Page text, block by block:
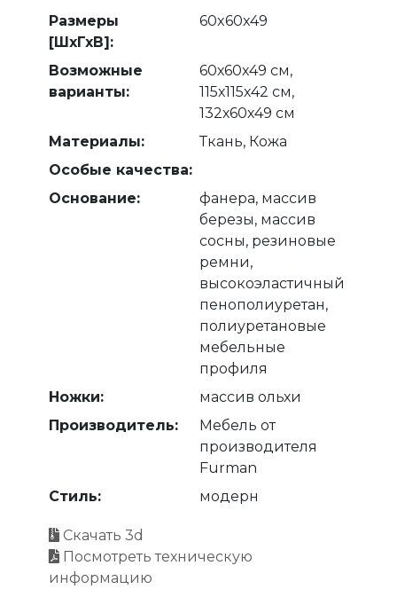
Размеры
[ШхГхВ]:
60x60x49
Возможные
варианты:
60х60х49 см,
115х115х42 см,
132х60х49 см
Материалы:
Ткань, Кожа
Особые качества:
Основание:
фанера, массив
березы, массив
сосны, резиновые
ремни,
высокоэластичный
пенополиуретан,
полиуретановые
мебельные
профиля
Ножки:
массив ольхи
Производитель:
Мебель от
производителя
Furman
Стиль:
модерн
Скачать 3d
Посмотреть техническую
информацию